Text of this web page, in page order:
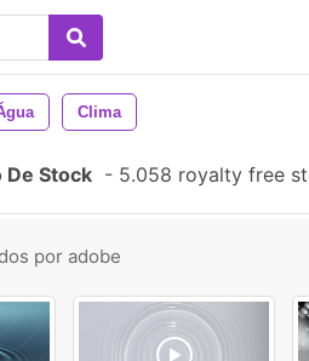
Clima
De Stock - 5.058 royalty free
por adobe